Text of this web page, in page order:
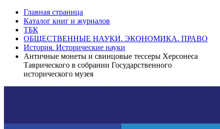
Главная страница
Каталог книг и журналов
ТБК
ОБЩЕСТВЕННЫЕ НАУКИ. ЭКОНОМИКА. ПРАВО
История. Исторические науки
Античные монеты и свинцовые тессеры Херсонеса
Таврического в собрании Государственного
исторического музея